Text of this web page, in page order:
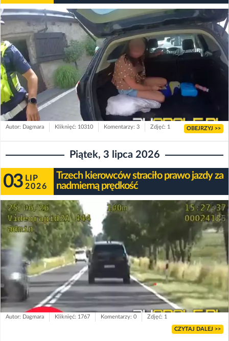
Autor: Dagmara Kliknięć: 10310 Komentarzy: 3 Zdjęć: 1 OBEJRZYJ >>
Piątek, 3 lipca 2026
03 LIP
2026
Trzech kierowców straciło prawo jazdy za
nadmierną prędkość
Autor: Dagmara Kliknięć: 1767 Komentarzy: 0 Zdjęć: 1
CZYTAJ DALEJ >>